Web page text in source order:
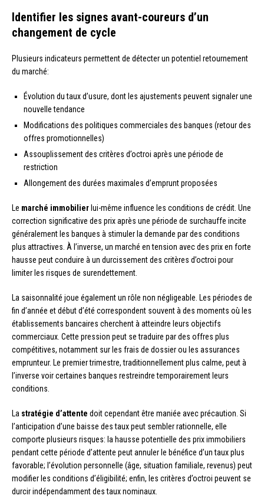
Identifier les signes avant-coureurs d’un
changement de cycle
Plusieurs indicateurs permettent de détecter un potentiel retournement
du marché:
Évolution du taux d’usure, dont les ajustements peuvent signaler une
nouvelle tendance
Modifications des politiques commerciales des banques (retour des
offres promotionnelles)
Assouplissement des critères d’octroi après une période de
restriction
Allongement des durées maximales d’emprunt proposées
Le marché immobilier lui-même influence les conditions de crédit. Une
correction significative des prix après une période de surchauffe incite
généralement les banques à stimuler la demande par des conditions
plus attractives. À l’inverse, un marché en tension avec des prix en forte
hausse peut conduire à un durcissement des critères d’octroi pour
limiter les risques de surendettement.
La saisonnalité joue également un rôle non négligeable. Les périodes de
fin d’année et début d’été correspondent souvent à des moments où les
établissements bancaires cherchent à atteindre leurs objectifs
commerciaux. Cette pression peut se traduire par des offres plus
compétitives, notamment sur les frais de dossier ou les assurances
emprunteur. Le premier trimestre, traditionnellement plus calme, peut à
l’inverse voir certaines banques restreindre temporairement leurs
conditions.
La stratégie d’attente doit cependant être maniée avec précaution. Si
l’anticipation d’une baisse des taux peut sembler rationnelle, elle
comporte plusieurs risques: la hausse potentielle des prix immobiliers
pendant cette période d’attente peut annuler le bénéfice d’un taux plus
favorable; l’évolution personnelle (âge, situation familiale, revenus) peut
modifier les conditions d’éligibilité; enfin, les critères d’octroi peuvent se
durcir indépendamment des taux nominaux.